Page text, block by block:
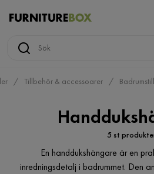
Tillbehör & accessoarer
5 st
En handdukshängare är en
inredningsdetalj i badrummet. Den